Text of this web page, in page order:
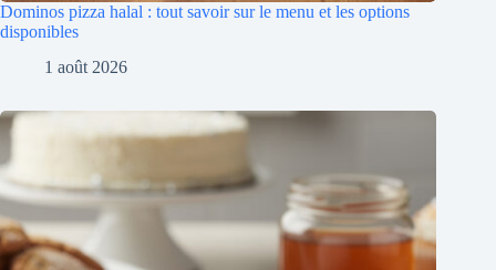
Dominos pizza halal : tout savoir sur le menu et les options
disponibles
1 août 2026